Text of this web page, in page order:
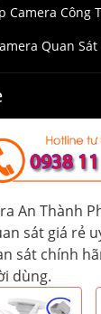
Camera Công
Quan
An Thành
sát giá rẻ
sát chính
dùng.